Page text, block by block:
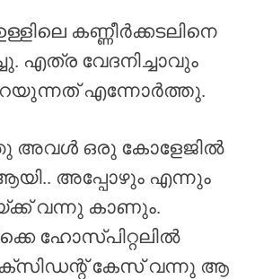
കണ്ണീർക്കടലിനെ
എത്ര വേദനിച്ചാവും
എന്നോർത്തു.
അവൾ ഒരു കോളേജിൽ
അപ്പോഴും എന്നും
വന്നു കാണും.
ഹോസ്പിറ്റലിൽ
കേസ് വന്നു ആ